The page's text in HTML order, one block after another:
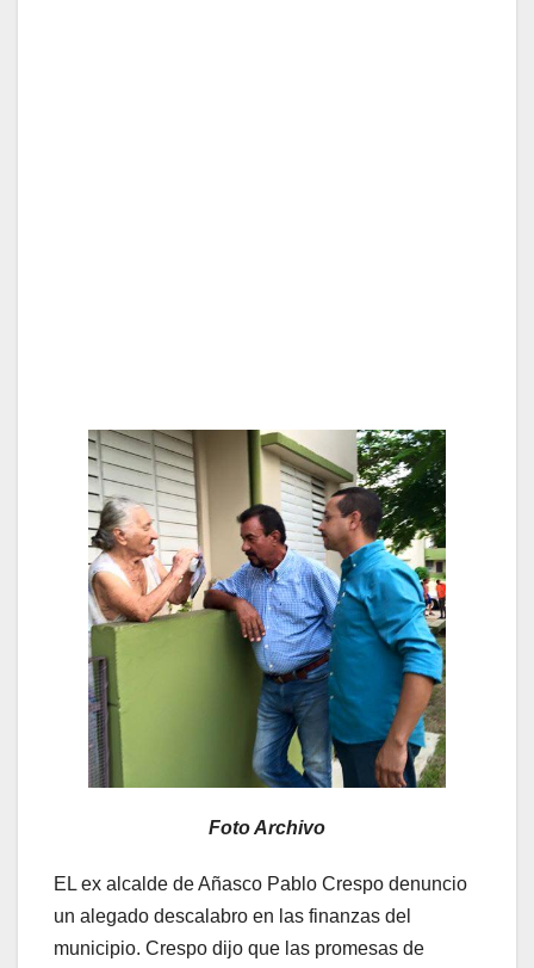
Foto Archivo
EL ex alcalde de Añasco Pablo Crespo denuncio
un alegado descalabro en las finanzas del
municipio. Crespo dijo que las promesas de